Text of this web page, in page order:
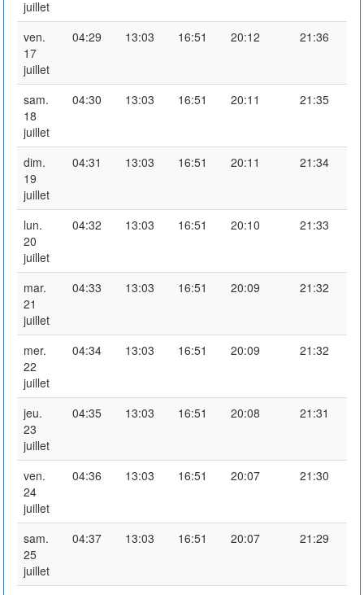
juillet
ven.
17
juillet
04:29 13:03 16:51 20:12 21:36
sam.
18
juillet
04:30 13:03 16:51 20:11 21:35
dim.
19
juillet
04:31 13:03 16:51 20:11 21:34
lun.
20
juillet
04:32 13:03 16:51 20:10 21:33
mar.
21
juillet
04:33 13:03 16:51 20:09 21:32
mer.
22
juillet
04:34 13:03 16:51 20:09 21:32
jeu.
23
juillet
04:35 13:03 16:51 20:08 21:31
ven.
24
juillet
04:36 13:03 16:51 20:07 21:30
sam.
25
juillet
04:37 13:03 16:51 20:07 21:29